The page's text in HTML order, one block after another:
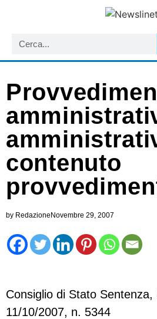
contenuto
by RedazioneNovembre 29, 2007
Consiglio di Stato Sentenza,
11/10/2007, n. 5344